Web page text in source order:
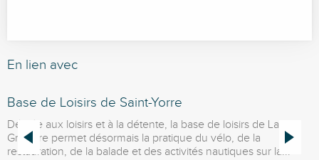
En lien avec
Base de Loisirs de Saint-Yorre
Dédiée aux loisirs et à la détente, la base de loisirs de La
Gravière permet désormais la pratique du vélo, de la
restauration, de la balade et des activités nautiques sur la...